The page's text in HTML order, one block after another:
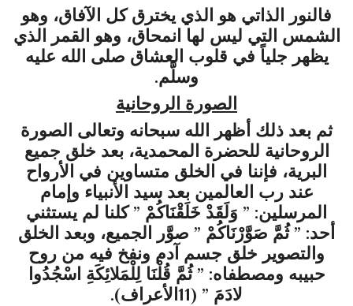
فالنور الذاتي هو الذي يخترق كل الآفاق، وهو
الشمس التي ليس لها انمحاق، وهو القمر الذي
يظهر جلياً في قلوب العشاق صلى الله عليه
وسلَّم.
الصورة الروحانية
ثم بعد ذلك أظهر الله سبحانه وتعالى الصورة
الروحانية للحضرة المحمدية، بعد خلق جميع
البرية، فإننا في الخلق متساوين في الأرواح
عند رب العالمين بعد سيد الأنبياء وإمام
المرسلين: ” وَلَقَدْ خَلَقْنَاكُمْ ” كلنا لم يستثني
أحد: ” ثُمَّ صَوَّرْنَاكُمْ ” صوَّر الجميع، وبعد الخلق
والتصوير خلق جسم آدم ونفخ فيه من روح
حبيبه ومصطفاه: ” ثُمَّ قُلْنَا لِلْمَلائِكَةِ اسْجُدُوا
لادَمَ ” (11الأعراف).